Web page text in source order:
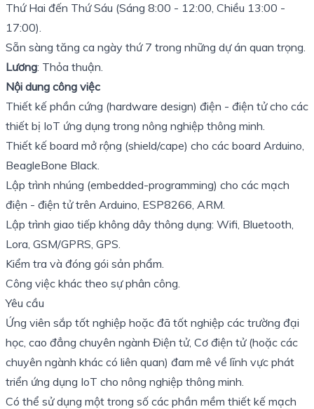
Thứ Hai đến Thứ Sáu (Sáng 8:00 - 12:00, Chiều 13:00 -
17:00).
Sẵn sàng tăng ca ngày thứ 7 trong những dự án quan trọng.
Lương: Thỏa thuận.
Nội dung công việc
Thiết kế phần cứng (hardware design) điện - điện tử cho các
thiết bị IoT ứng dụng trong nông nghiệp thông minh.
Thiết kế board mở rộng (shield/cape) cho các board Arduino,
BeagleBone Black.
Lập trình nhúng (embedded-programming) cho các mạch
điện - điện tử trên Arduino, ESP8266, ARM.
Lập trình giao tiếp không dây thông dụng: Wifi, Bluetooth,
Lora, GSM/GPRS, GPS.
Kiểm tra và đóng gói sản phẩm.
Công việc khác theo sự phân công.
Yêu cầu
Ứng viên sắp tốt nghiệp hoặc đã tốt nghiệp các trường đại
học, cao đẳng chuyên ngành Điện tử, Cơ điện tử (hoặc các
chuyên ngành khác có liên quan) đam mê về lĩnh vực phát
triển ứng dụng IoT cho nông nghiệp thông minh.
Có thể sử dụng một trong số các phần mềm thiết kế mạch